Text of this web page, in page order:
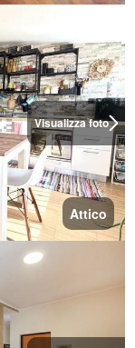
Visualizza foto
Attico